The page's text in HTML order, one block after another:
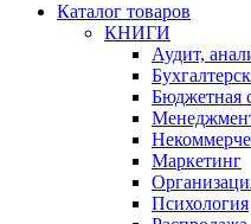
Каталог товаров
КНИГИ
Аудит,
Бюджетная
Маркетинг
Психология